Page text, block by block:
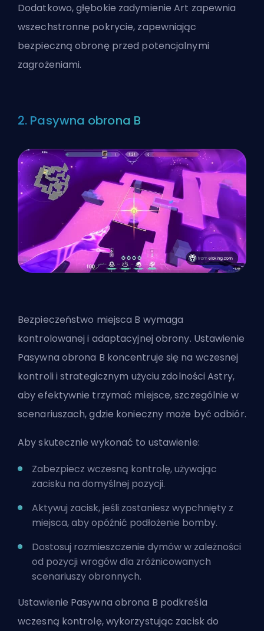
Dodatkowo, głębokie zadymienie Art zapewnia
wszechstronne pokrycie, zapewniając
bezpieczną obronę przed potencjalnymi
zagrożeniami.
2. Pasywna obrona B
Bezpieczeństwo miejsca B wymaga
kontrolowanej i adaptacyjnej obrony. Ustawienie
Pasywna obrona B koncentruje się na wczesnej
kontroli i strategicznym użyciu zdolności Astry,
aby efektywnie trzymać miejsce, szczególnie w
scenariuszach, gdzie konieczny może być odbiór.
Aby skutecznie wykonać to ustawienie:
Zabezpiecz wczesną kontrolę, używając
zacisku na domyślnej pozycji.
Aktywuj zacisk, jeśli zostaniesz wypchnięty z
miejsca, aby opóźnić podłożenie bomby.
Dostosuj rozmieszczenie dymów w zależności
od pozycji wrogów dla zróżnicowanych
scenariuszy obronnych.
Ustawienie Pasywna obrona B podkreśla
wczesną kontrolę, wykorzystując zacisk do